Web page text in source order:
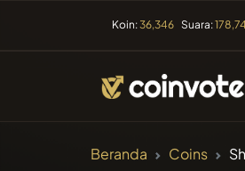
Koin:36,346 Suara:
Beranda Coins